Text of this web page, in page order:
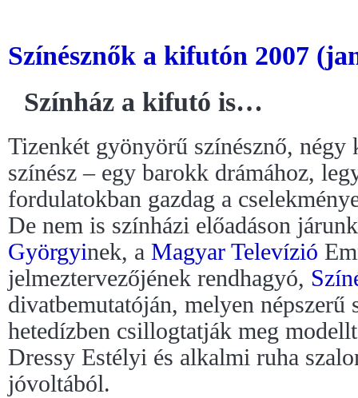
Színésznők a kifutón 2007
Színház a kifutó is…
Tizenkét gyönyörű színésznő, négy
színész – egy barokk drámához,
fordulatokban gazdag a
De nem is színházi előadáson
Györgyinek, a Magyar Televízió
jelmeztervezőjének rendhagyó,
divatbemutatóján, melyen népszerű
hetedízben csillogtatják meg
Dressy Estélyi és alkalmi ruha
jóvoltából.